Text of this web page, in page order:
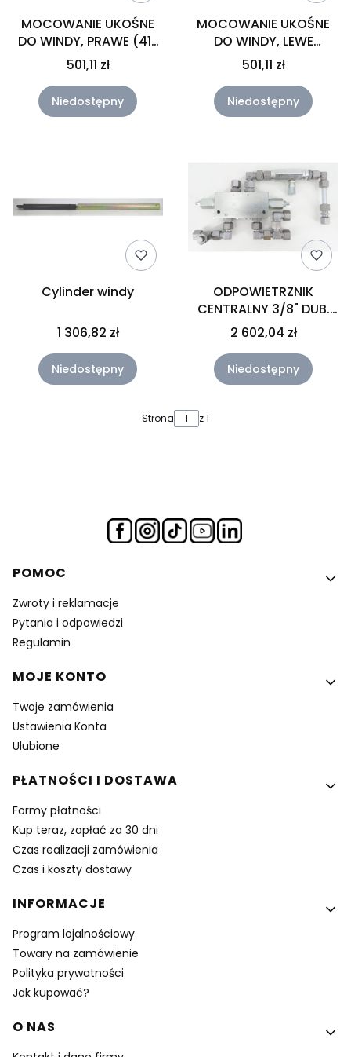
MOCOWANIE UKOŚNE
DO WINDY, PRAWE (41-
51)
501,11 zł
Niedostępny
MOCOWANIE UKOŚNE
DO WINDY, LEWE
OBROTOWE (41-51)
501,11 zł
Niedostępny
Cylinder windy
1 306,82 zł
Niedostępny
ODPOWIETRZNIK
CENTRALNY 3/8" DUB.
4,84:1 (61)
2 602,04 zł
Niedostępny
Strona z 1
Linki w stopce
POMOC
Zwroty i reklamacje
Pytania i odpowiedzi
Regulamin
MOJE KONTO
Twoje zamówienia
Ustawienia Konta
Ulubione
PŁATNOŚCI I DOSTAWA
Formy płatności
Kup teraz, zapłać za 30 dni
Czas realizacji zamówienia
Czas i koszty dostawy
INFORMACJE
Program lojalnościowy
Towary na zamówienie
Polityka prywatności
Jak kupować?
O NAS